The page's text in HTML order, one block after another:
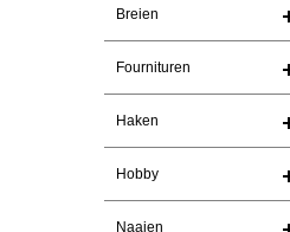
Breien
Fournituren
Haken
Hobby
Naaien